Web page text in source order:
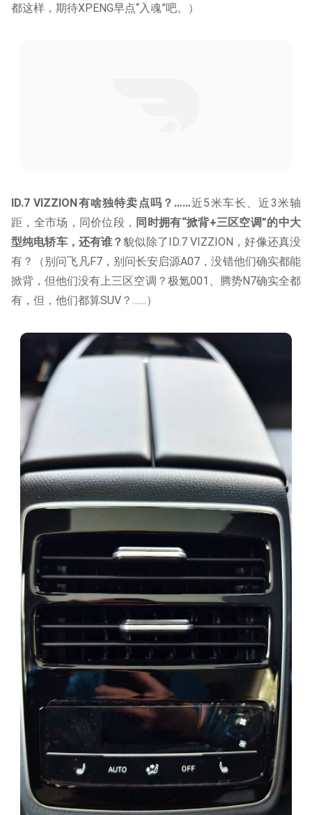
都这样，期待XPENG早点“入魂”吧。）
ID.7 VIZZION有啥独特卖点吗？ ……近5米车长、近3米轴
距，全市场，同价位段， 同时拥有“掀背+三区空调”的中大
型纯电轿车，还有谁？貌似除了ID.7 VIZZION，好像还真没
有？（别问飞凡F7，别问长安启源A07，没错他们确实都能
掀背，但他们没有上三区空调？极氪001、腾势N7确实全都
有，但，他们都算SUV？……）